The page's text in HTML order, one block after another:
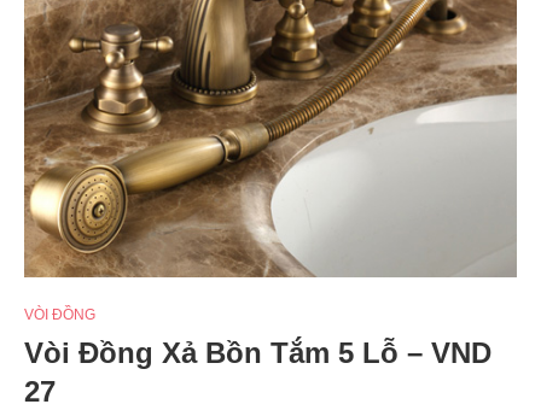
VÒI ĐỒNG
Vòi Đồng Xả Bồn Tắm 5 Lỗ – VND
27